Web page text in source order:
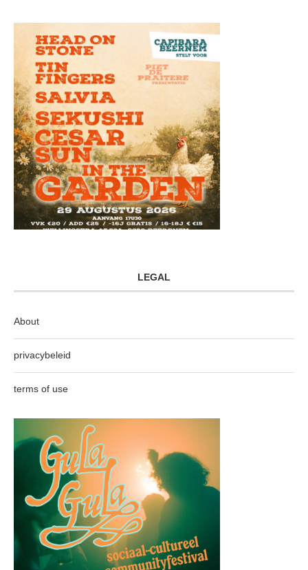
LEGAL
About
privacybeleid
terms of use